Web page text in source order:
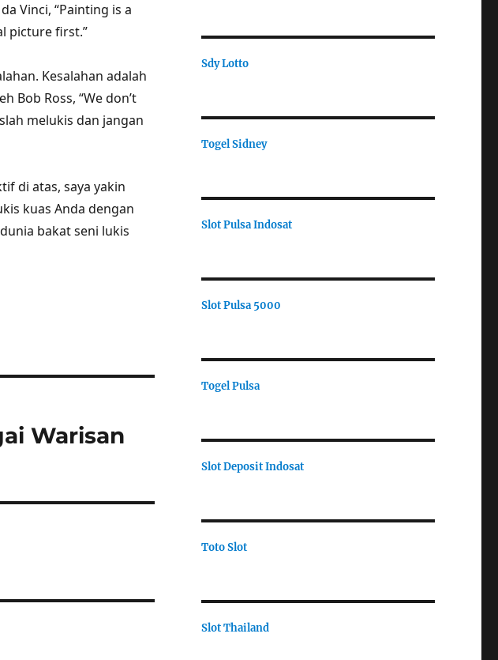
Vinci, “Painting is a
picture first.”
Kesalahan adalah
Bob Ross, “We don’t
melukis dan jangan
di atas, saya yakin
kuas Anda dengan
bakat seni lukis
Warisan
Sdy Lotto
Togel Sidney
Slot Pulsa Indosat
Slot Pulsa 5000
Togel Pulsa
Slot Deposit Indosat
Toto Slot
Slot Thailand